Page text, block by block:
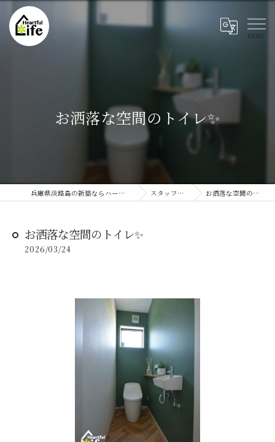
お洒落な空間のトイレ✨
兵庫県淡路島の新築ならハートフルライフ スタッフブログ お洒落な空間のトイレ✨
お洒落な空間のトイレ✨
2026/03/24